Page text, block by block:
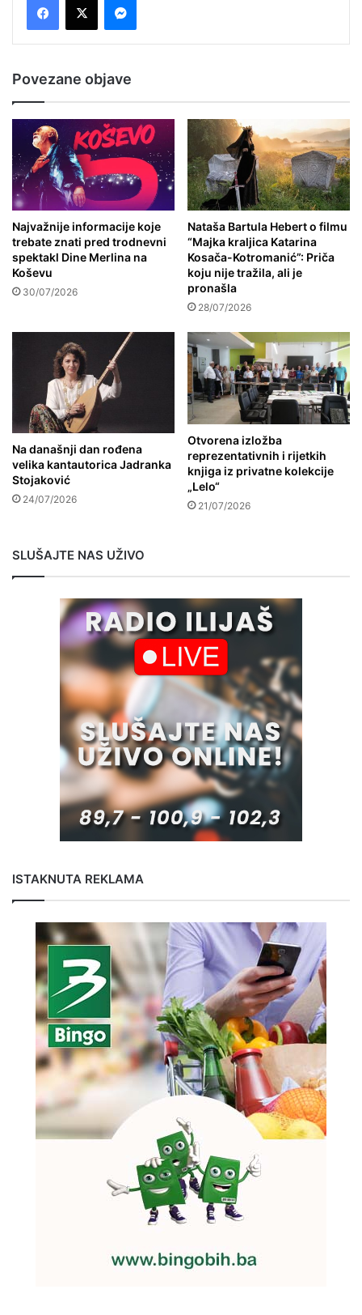
Povezane objave
Najvažnije informacije koje
trebate znati pred trodnevni
spektakl Dine Merlina na
Koševu
30/07/2026
Nataša Bartula Hebert o filmu
“Majka kraljica Katarina
Kosača-Kotromanić”: Priča
koju nije tražila, ali je
pronašla
28/07/2026
Na današnji dan rođena
velika kantautorica Jadranka
Stojaković
24/07/2026
Otvorena izložba
reprezentativnih i rijetkih
knjiga iz privatne kolekcije
„Lelo“
21/07/2026
SLUŠAJTE NAS UŽIVO
ISTAKNUTA REKLAMA